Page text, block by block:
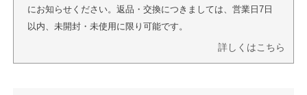
にお知らせください。返品・交換につきましては、営業日7日
以内、未開封・未使用に限り可能です。
詳しくはこちら